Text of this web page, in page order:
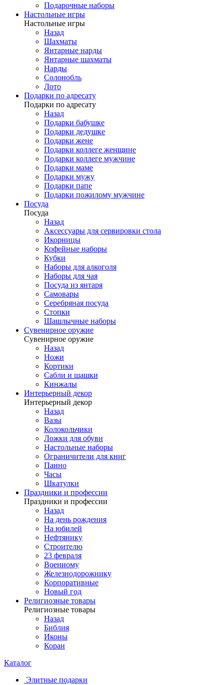
Подарочные наборы
Настольные игры
Настольные игры
Назад
Шахматы
Янтарные нарды
Янтарные шахматы
Нарды
Солонобль
Лото
Подарки по адресату
Подарки по адресату
Назад
Подарки бабушке
Подарки дедушке
Подарки жене
Подарки коллеге женщине
Подарки коллеге мужчине
Подарки маме
Подарки мужу
Подарки папе
Подарки пожилому мужчине
Посуда
Посуда
Назад
Аксессуары для сервировки стола
Икорницы
Кофейные наборы
Кубки
Наборы для алкоголя
Наборы для чая
Посуда из янтаря
Самовары
Серебряная посуда
Стопки
Шашлычные наборы
Сувенирное оружие
Сувенирное оружие
Назад
Ножи
Кортики
Сабли и шашки
Кинжалы
Интерьерный декор
Интерьерный декор
Назад
Вазы
Колокольчики
Ложки для обуви
Настольные наборы
Ограничители для книг
Панно
Часы
Шкатулки
Праздники и профессии
Праздники и профессии
Назад
На день рождения
На юбилей
Нефтянику
Строителю
23 февраля
Военному
Железнодорожнику
Корпоративные
Новый год
Религиозные товары
Религиозные товары
Назад
Библия
Иконы
Коран
Каталог
Элитные подарки